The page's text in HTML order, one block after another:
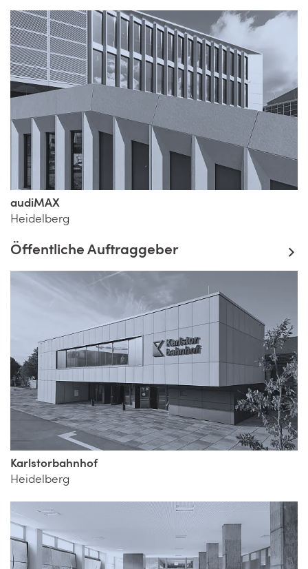
audiMAX
Heidelberg
Öffentliche Auftraggeber
Karlstorbahnhof
Heidelberg